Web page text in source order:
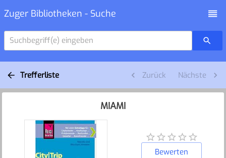
Zuger Bibliotheken - Suche
Suchbegriff(e) eingeben
Trefferliste Zurück Nächste
MIAMI
Bewerten